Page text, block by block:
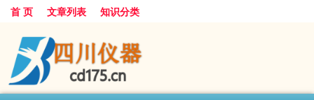
首 页 文章列表 知识分类